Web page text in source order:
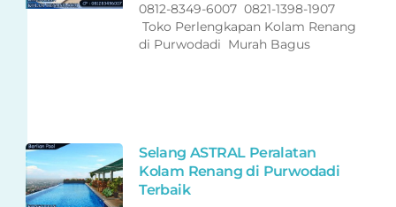
0812-8349-6007 0821-1398-1907
Toko Perlengkapan Kolam Renang
di Purwodadi Murah Bagus
Selang ASTRAL Peralatan
Kolam Renang di Purwodadi
Terbaik